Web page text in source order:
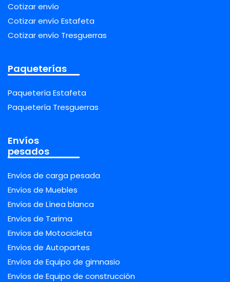
Cotizar envío
Cotizar envío Estafeta
Cotizar envío Tresguerras
Paqueterías
Paquetería Estafeta
Paquetería Tresguerras
Envíos
pesados
Envíos de carga pesada
Envíos de Muebles
Envíos de Línea blanca
Envíos de Tarima
Envíos de Motocicleta
Envíos de Autopartes
Envíos de Equipo de gimnasio
Envíos de Equipo de construcción